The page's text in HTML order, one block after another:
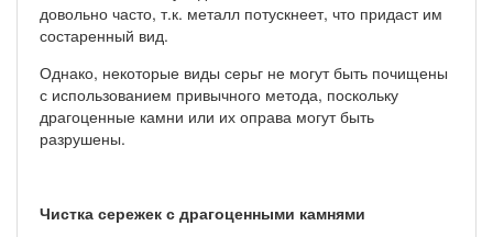
довольно часто, т.к. металл потускнеет, что придаст им
состаренный вид.
Однако, некоторые виды серьг не могут быть почищены
с использованием привычного метода, поскольку
драгоценные камни или их оправа могут быть
разрушены.
Чистка сережек с драгоценными камнями